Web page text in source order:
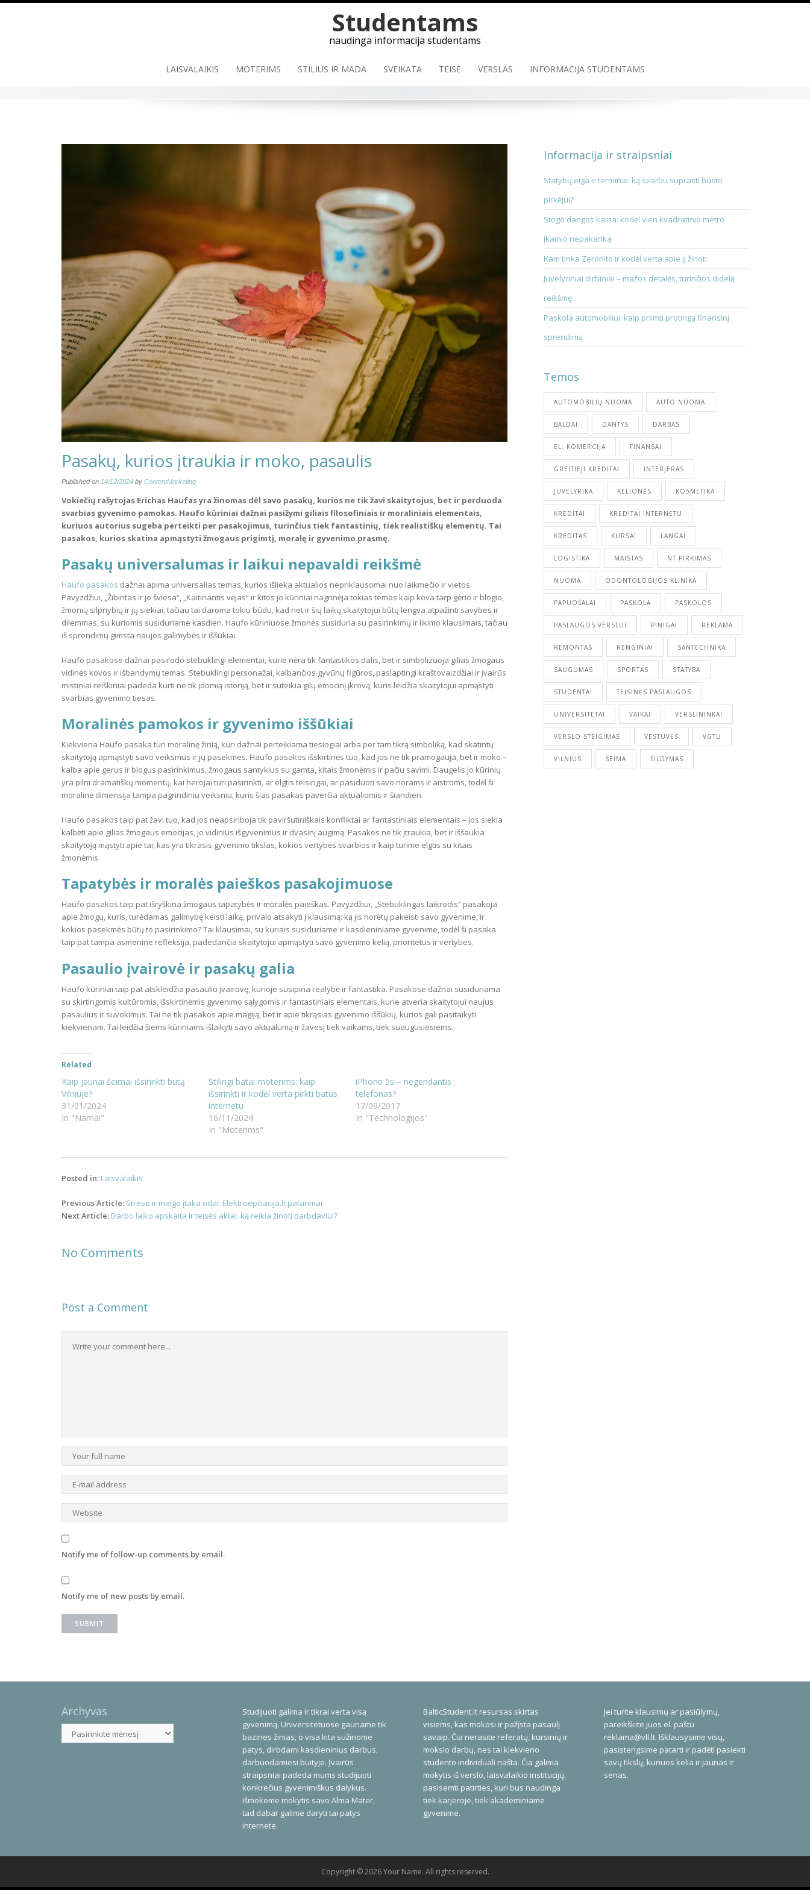
Studentams
naudinga informacija studentams
LAISVALAIKIS MOTERIMS STILIUS IR MADA SVEIKATA TEISĖ VERSLAS INFORMACIJA STUDENTAMS
Pasakų, kurios įtraukia ir moko, pasaulis
Published on 14/12/2024 by ContentMarketing
Vokiečių rašytojas Erichas Haufas yra žinomas dėl savo pasakų, kurios ne tik žavi skaitytojus, bet ir perduoda
svarbias gyvenimo pamokas. Haufo kūriniai dažnai pasižymi giliais filosofiniais ir moraliniais elementais,
kuriuos autorius sugeba perteikti per pasakojimus, turinčius tiek fantastinių, tiek realistiškų elementų. Tai
pasakos, kurios skatina apmąstyti žmogaus prigimtį, moralę ir gyvenimo prasmę.
Pasakų universalumas ir laikui nepavaldi reikšmė
Haufo pasakos dažnai apima universalias temas, kurios išlieka aktualios nepriklausomai nuo laikmečio ir vietos.
Pavyzdžiui, „Žibintas ir jo šviesa“, „Kaitinantis vėjas“ ir kitos jo kūriniai nagrinėja tokias temas kaip kova tarp gėrio ir blogio,
žmonių silpnybių ir jų siekiai, tačiau tai daroma tokiu būdu, kad net ir šių laikų skaitytojui būtų lengva atpažinti savybes ir
dilemmas, su kuriomis susiduriame kasdien. Haufo kūriniuose žmonės susiduria su pasirinkimų ir likimo klausimais, tačiau
iš sprendimų gimsta naujos galimybės ir iššūkiai.
Haufo pasakose dažnai pasirodo stebuklingi elementai, kurie nėra tik fantastikos dalis, bet ir simbolizuoja gilias žmogaus
vidinės kovos ir išbandymų temas. Stebuklingi personažai, kalbančios gyvūnų figūros, paslaptingi kraštovaizdžiai ir įvairūs
mistiniai reiškiniai padeda kurti ne tik įdomią istoriją, bet ir suteikia gilų emocinį įkrovą, kuris leidžia skaitytojui apmąstyti
svarbias gyvenimo tiesas.
Moralinės pamokos ir gyvenimo iššūkiai
Kiekviena Haufo pasaka turi moralinę žinią, kuri dažnai perteikiama tiesiogiai arba per tam tikrą simboliką, kad skatintų
skaitytoją apmąstyti savo veiksmus ir jų pasekmes. Haufo pasakos išskirtinės tuo, kad jos ne tik pramogauja, bet ir moko –
kalba apie gerus ir blogus pasirinkimus, žmogaus santykius su gamta, kitais žmonėmis ir pačiu savimi. Daugelis jo kūrinių
yra pilni dramatiškų momentų, kai herojai turi pasirinkti, ar elgtis teisingai, ar pasiduoti savo norams ir aistroms, todėl ši
moralinė dimensija tampa pagrindiniu veiksniu, kuris šias pasakas paverčia aktualiomis ir šiandien.
Haufo pasakos taip pat žavi tuo, kad jos neapsiriboja tik paviršutiniškais konfliktai ar fantastiniais elementais – jos siekia
kalbėti apie gilias žmogaus emocijas, jo vidinius išgyvenimus ir dvasinį augimą. Pasakos ne tik įtraukia, bet ir iššaukia
skaitytoją mąstyti apie tai, kas yra tikrasis gyvenimo tikslas, kokios vertybės svarbios ir kaip turime elgtis su kitais
žmonėmis.
Tapatybės ir moralės paieškos pasakojimuose
Haufo pasakos taip pat išryškina žmogaus tapatybės ir moralės paieškas. Pavyzdžiui, „Stebuklingas laikrodis“ pasakoja
apie žmogų, kuris, turėdamas galimybę keisti laiką, privalo atsakyti į klausimą: ką jis norėtų pakeisti savo gyvenime, ir
kokios pasekmės būtų to pasirinkimo? Tai klausimai, su kuriais susiduriame ir kasdieniniame gyvenime, todėl ši pasaka
taip pat tampa asmenine refleksija, padedančia skaitytojui apmąstyti savo gyvenimo kelią, prioritetus ir vertybes.
Pasaulio įvairovė ir pasakų galia
Haufo kūriniai taip pat atskleidžia pasaulio įvairovę, kurioje susipina realybė ir fantastika. Pasakose dažnai susiduriama
su skirtingomis kultūromis, išskirtinėmis gyvenimo sąlygomis ir fantastiniais elementais, kurie atveria skaitytojui naujus
pasaulius ir suvokimus. Tai ne tik pasakos apie magiją, bet ir apie tikrąsias gyvenimo iššūkių, kurios gali pasitaikyti
kiekvienam. Tai leidžia šiems kūriniams išlaikyti savo aktualumą ir žavesį tiek vaikams, tiek suaugusiesiems.
Related
Kaip jaunai šeimai išsirinkti butą
Vilniuje?
31/01/2024
In "Namai"
Stilingi batai moterims: kaip
išsirinkti ir kodėl verta pirkti batus
internetu
16/11/2024
In "Moterims"
iPhone 5s – negendantis
telefonas?
17/09/2017
In "Technologijos"
Posted in: Laisvalaikis
Post
navigation
Previous Article: Streso ir miego įtaka odai: Elektroepiliacija.lt patarimai
Next Article: Darbo laiko apskaita ir teisės aktai: ką reikia žinoti darbdaviui?
No Comments
Post a Comment
Notify me of follow-up comments by email.
Notify me of new posts by email.
Informacija ir straipsniai
Statybų eiga ir terminai: ką svarbu suprasti būsto
pirkėjui?
Stogo dangos kaina: kodėl vien kvadratinio metro
įkainio nepakanka
Kam tinka Zeronito ir kodėl verta apie jį žinoti
Juvelyriniai dirbiniai – mažos detalės, turinčios didelę
reikšmę
Paskola automobiliui: kaip priimti protingą finansinį
sprendimą
Temos
AUTOMOBILIŲ NUOMA AUTO NUOMA
BALDAI DANTYS DARBAS
EL. KOMERCIJA FINANSAI
GREITIEJI KREDITAI INTERJERAS
JUVELYRIKA KELIONĖS KOSMETIKA
KREDITAI KREDITAI INTERNETU
KREDITAS KURSAI LANGAI
LOGISTIKA MAISTAS NT PIRKIMAS
NUOMA ODONTOLOGIJOS KLINIKA
PAPUOŠALAI PASKOLA PASKOLOS
PASLAUGOS VERSLUI PINIGAI REKLAMA
REMONTAS RENGINIAI SANTECHNIKA
SAUGUMAS SPORTAS STATYBA
STUDENTAI TEISINĖS PASLAUGOS
UNIVERSITETAI VAIKAI VERSLININKAI
VERSLO STEIGIMAS VESTUVĖS VGTU
VILNIUS ŠEIMA ŠILDYMAS
Archyvas
Archyvas
Studijuoti galima ir tikrai verta visą
gyvenimą. Universitetuose gauname tik
bazines žinias, o visa kita sužinome
patys, dirbdami kasdieninius darbus,
darbuodamiesi buityje. Įvairūs
straipsniai padeda mums studijuoti
konkrečius gyvenimiškus dalykus.
Išmokome mokytis savo Alma Mater,
tad dabar galime daryti tai patys
internete.
BalticStudent.lt resursas skirtas
visiems, kas mokosi ir pažįsta pasaulį
savaip. Čia nerasite referatų, kursinių ir
mokslo darbų, nes tai kiekvieno
studento individuali našta. Čia galima
mokytis iš verslo, laisvalaikio institucijų,
pasisemti patirties, kuri bus naudinga
tiek karjeroje, tiek akademiniame
gyvenime.
Jei turite klausimų ar pasiūlymų,
pareikškite juos el. paštu
reklama@vll.lt. Išklausysime visų,
pasistengsime patarti ir padėti pasiekti
savų tikslų, kuriuos kelia ir jaunas ir
senas.
Copyright © 2026 Your Name. All rights reserved.